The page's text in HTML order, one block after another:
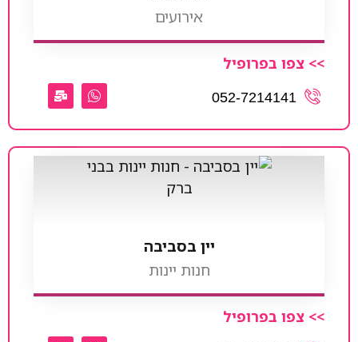
אירועים
>> צפו בפרופיל
052-7214141
יין בסביבה
חנות יינות
>> צפו בפרופיל